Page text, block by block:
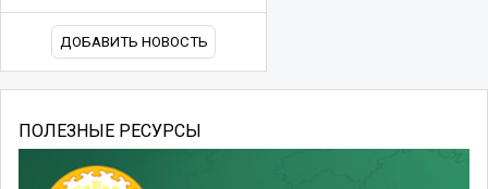
ДОБАВИТЬ НОВОСТЬ
ПОЛЕЗНЫЕ РЕСУРСЫ